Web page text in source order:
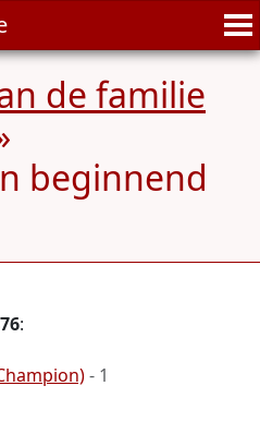
de familie
beginnend
:
- 1